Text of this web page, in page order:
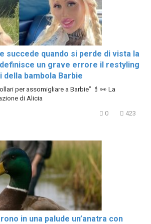
succede quando si perde di vista la
un grave errore il restyling
della bambola Barbie
per assomigliare a Barbie” 💄👀 La
di Alicia
0 423
in una palude un’anatra con